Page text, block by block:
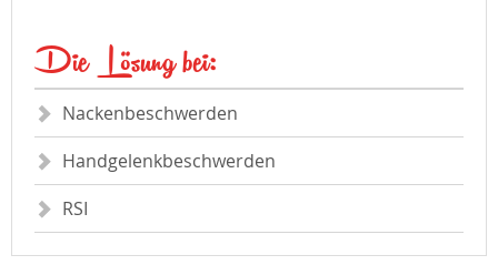
Die Lösung bei:
Nackenbeschwerden
Handgelenkbeschwerden
RSI